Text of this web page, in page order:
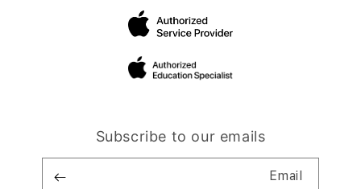
Subscribe to our emails
Email